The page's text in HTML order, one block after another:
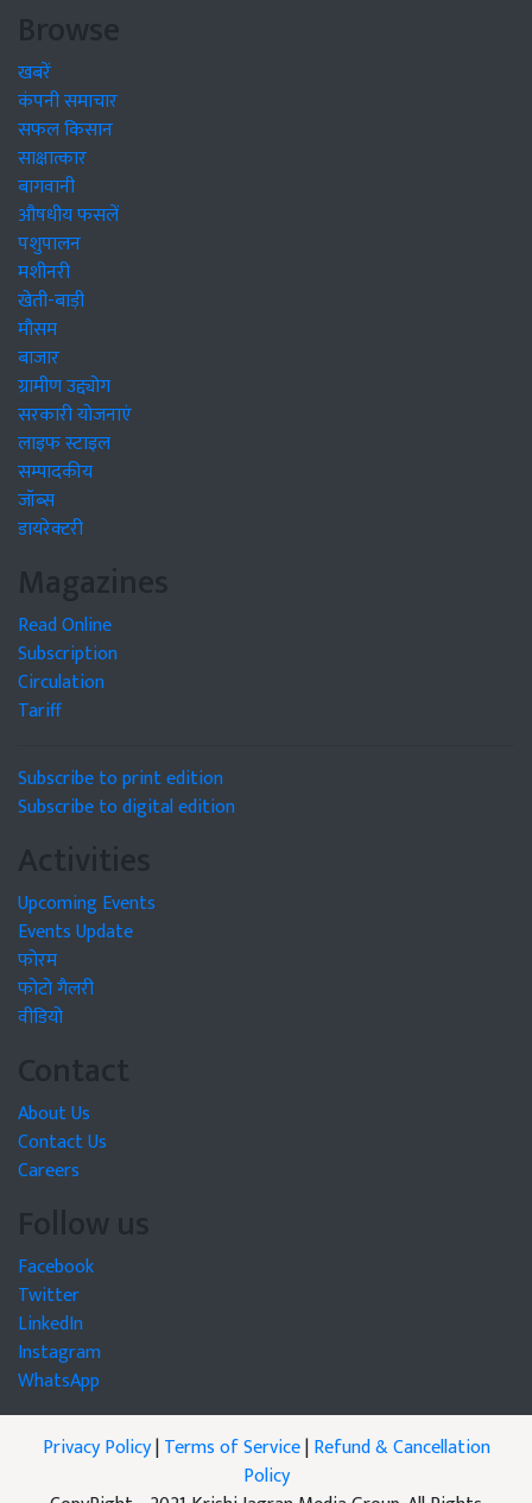
Browse
खबरें
कंपनी समाचार
सफल किसान
साक्षात्कार
बागवानी
औषधीय फसलें
पशुपालन
मशीनरी
खेती-बाड़ी
मौसम
बाजार
ग्रामीण उद्द्योग
सरकारी योजनाएं
लाइफ स्टाइल
सम्पादकीय
जॉब्स
डायरेक्टरी
Magazines
Read Online
Subscription
Circulation
Tariff
Subscribe to print edition
Subscribe to digital edition
Activities
Upcoming Events
Events Update
फोरम
फोटो गैलरी
वीडियो
Contact
About Us
Contact Us
Careers
Follow us
Facebook
Twitter
LinkedIn
Instagram
WhatsApp
Privacy Policy|Terms of Service|Refund & Cancellation
Policy